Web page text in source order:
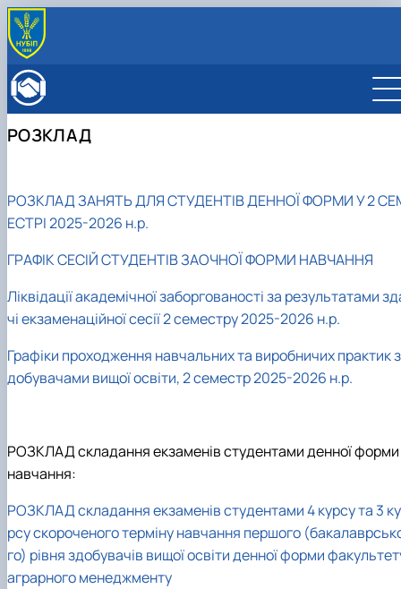
ОСВІТНЯ ДІЯЛЬНІСТЬ
Підготовка аспірантів
Науково-дослідна робота
Виховна та спортивна робота
Стипендія
ВСТУПНИКУ
Магістр
Доктор філософії (PhD)
Міжнародні програми з можливістю отримання
подвійних дипломів (Double Degree Pr…
Program in Management
РАДА РОБОТОДАВЦІВ
РОЗКЛАД
РОЗКЛАД ЗАНЯТЬ ДЛЯ СТУДЕНТІВ ДЕННОЇ ФОРМИ У 2
ЕСТРІ 2025-2026 н.р.
ГРАФІК СЕСІЙ СТУДЕНТІВ ЗАОЧНОЇ ФОРМИ НАВЧАННЯ
Ліквідації академічної заборгованості за результатами
чі екзаменаційної сесії 2 семестру 2025-2026 н.р.
Графіки проходження навчальних та виробничих практик з
добувачами вищої освіти, 2 семестр 2025-2026 н.р.
РОЗКЛАД складання екзаменів студентами денної форми
навчання:
РОЗКЛАД складання екзаменів студентами 4 курсу та 3 ку
рсу скороченого терміну навчання першого
го) рівня здобувачів вищої освіти денної форми
аграрного менеджменту